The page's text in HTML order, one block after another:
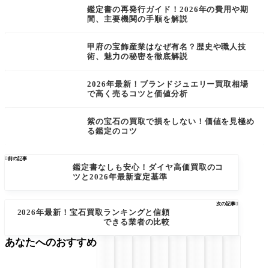
鑑定書の再発行ガイド！2026年の費用や期
間、主要機関の手順を解説
甲府の宝飾産業はなぜ有名？歴史や職人技
術、魅力の秘密を徹底解説
2026年最新！ブランドジュエリー買取相場
で高く売るコツと価値分析
紫の宝石の買取で損をしない！価値を見極め
る鑑定のコツ
前の記事
鑑定書なしも安心！ダイヤ高価買取のコ
ツと2026年最新査定基準
次の記事
2026年最新！宝石買取ランキングと信頼
できる業者の比較
あなたへのおすすめ